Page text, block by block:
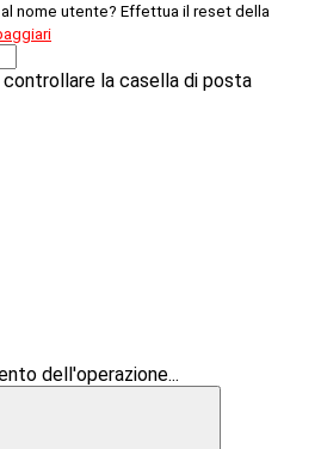
nome utente? Effettua il reset della
controllare la casella di posta
dell'operazione...